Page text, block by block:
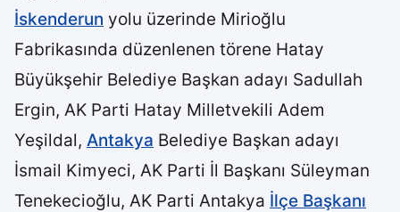
İskenderun yolu üzerinde Mirioğlu
Fabrikasında düzenlenen törene Hatay
Büyükşehir Belediye Başkan adayı Sadullah
Ergin, AK Parti Hatay Milletvekili Adem
Yeşildal, Antakya Belediye Başkan adayı
İsmail Kimyeci, AK Parti İl Başkanı Süleyman
Tenekecioğlu, AK Parti Antakya İlçe Başkanı